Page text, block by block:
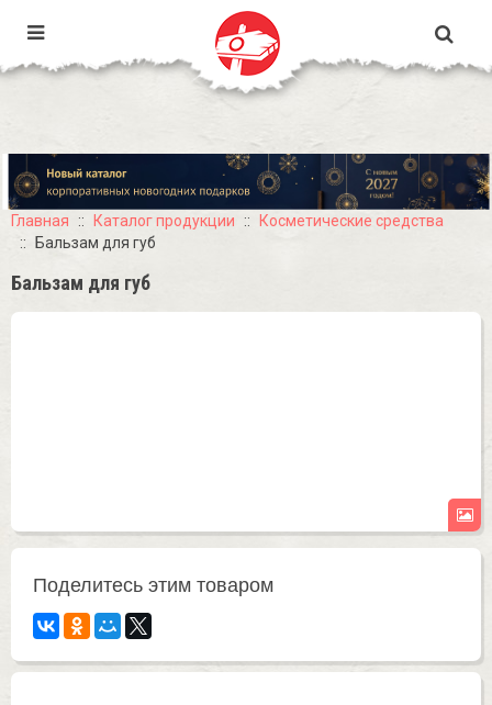
Главная Каталог продукции
Косметические средства
Бальзам для губ
Бальзам для губ
Поделитесь этим товаром